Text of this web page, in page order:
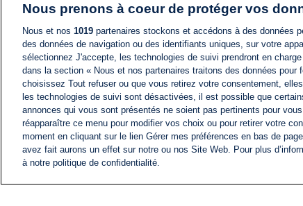
Nous prenons à coeur de protéger vos
Nous et nos 1019 partenaires stockons et accédons à des données
des données de navigation ou des identifiants uniques, sur votre
sélectionnez J'accepte, les technologies de suivi prendront en
dans la section « Nous et nos partenaires traitons des données pour
choisissez Tout refuser ou que vous retirez votre consentement,
les technologies de suivi sont désactivées, il est possible que
annonces qui vous sont présentés ne soient pas pertinents pour
réapparaître ce menu pour modifier vos choix ou pour retirer votre
moment en cliquant sur le lien Gérer mes préférences en bas de
avez fait aurons un effet sur notre ou nos Site Web. Pour plus
à notre politique de confidentialité.